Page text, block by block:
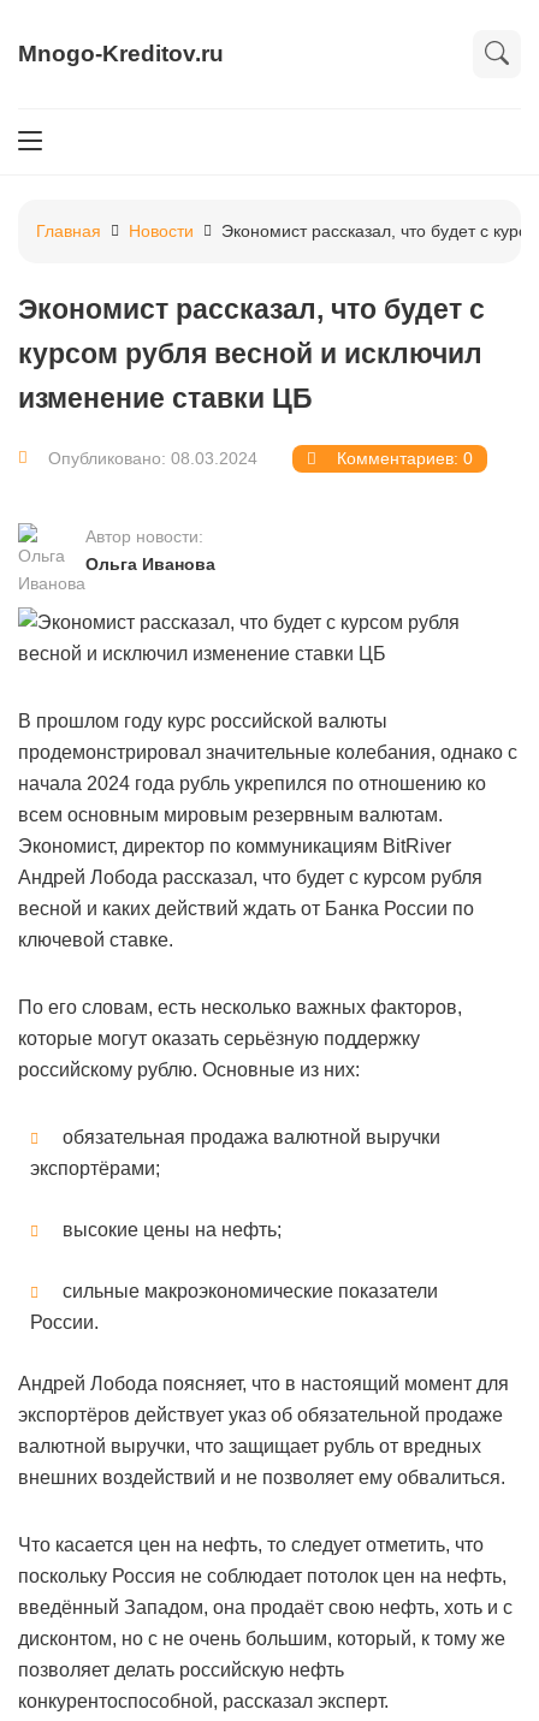
Mnogo-Kreditov.ru
Главная Новости Экономист рассказал, что будет с
Экономист рассказал, что будет с
курсом рубля весной и исключил
изменение ставки ЦБ
Опубликовано: 08.03.2024 Комментариев: 0
Автор новости:
Ольга Иванова
В прошлом году курс российской валюты
продемонстрировал значительные колебания, однако с
начала 2024 года рубль укрепился по отношению ко
всем основным мировым резервным валютам.
Экономист, директор по коммуникациям BitRiver
Андрей Лобода рассказал, что будет с курсом рубля
весной и каких действий ждать от Банка России по
ключевой ставке.
По его словам, есть несколько важных факторов,
которые могут оказать серьёзную поддержку
российскому рублю. Основные из них:
обязательная продажа валютной выручки
экспортёрами;
высокие цены на нефть;
сильные макроэкономические показатели
России.
Андрей Лобода поясняет, что в настоящий момент для
экспортёров действует указ об обязательной продаже
валютной выручки, что защищает рубль от вредных
внешних воздействий и не позволяет ему обвалиться.
Что касается цен на нефть, то следует отметить, что
поскольку Россия не соблюдает потолок цен на нефть,
введённый Западом, она продаёт свою нефть, хоть и с
дисконтом, но с не очень большим, который, к тому же
позволяет делать российскую нефть
конкурентоспособной, рассказал эксперт.